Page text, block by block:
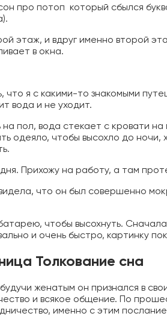
про потоп который сбылся
этаж, и вдруг именно второй
в окна.
что я с какими-то знакомыми
вода и не уходит.
пол, вода стекает с кровати
одеяло, чтобы высохло до
Прихожу на работу, а там
что он был совершенно
чтобы высохнуть.
и очень быстро, картинку
Толкование сна
женатым он признался в
и всякое общение. По
именно с этим